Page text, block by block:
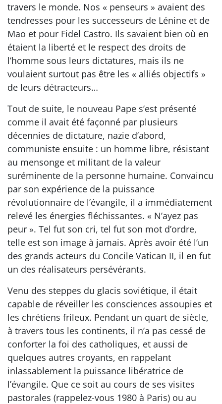
travers le monde. Nos « penseurs » avaient des
tendresses pour les successeurs de Lénine et de
Mao et pour Fidel Castro. Ils savaient bien où en
étaient la liberté et le respect des droits de
l’homme sous leurs dictatures, mais ils ne
voulaient surtout pas être les « alliés objectifs »
de leurs détracteurs…
Tout de suite, le nouveau Pape s’est présenté
comme il avait été façonné par plusieurs
décennies de dictature, nazie d’abord,
communiste ensuite : un homme libre, résistant
au mensonge et militant de la valeur
suréminente de la personne humaine. Convaincu
par son expérience de la puissance
révolutionnaire de l’évangile, il a immédiatement
relevé les énergies fléchissantes. « N’ayez pas
peur ». Tel fut son cri, tel fut son mot d’ordre,
telle est son image à jamais. Après avoir été l’un
des grands acteurs du Concile Vatican II, il en fut
un des réalisateurs persévérants.
Venu des steppes du glacis soviétique, il était
capable de réveiller les consciences assoupies et
les chrétiens frileux. Pendant un quart de siècle,
à travers tous les continents, il n’a pas cessé de
conforter la foi des catholiques, et aussi de
quelques autres croyants, en rappelant
inlassablement la puissance libératrice de
l’évangile. Que ce soit au cours de ses visites
pastorales (rappelez-vous 1980 à Paris) ou au